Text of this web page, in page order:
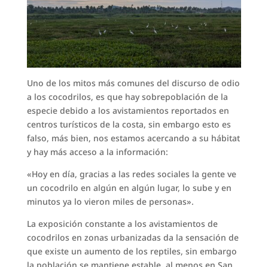
Uno de los mitos más comunes del discurso de odio
a los cocodrilos, es que hay sobrepoblación de la
especie debido a los avistamientos reportados en
centros turísticos de la costa, sin embargo esto es
falso, más bien, nos estamos acercando a su hábitat
y hay más acceso a la información:
«Hoy en día, gracias a las redes sociales la gente ve
un cocodrilo en algún en algún lugar, lo sube y en
minutos ya lo vieron miles de personas».
La exposición constante a los avistamientos de
cocodrilos en zonas urbanizadas da la sensación de
que existe un aumento de los reptiles, sin embargo
la población se mantiene estable, al menos en San